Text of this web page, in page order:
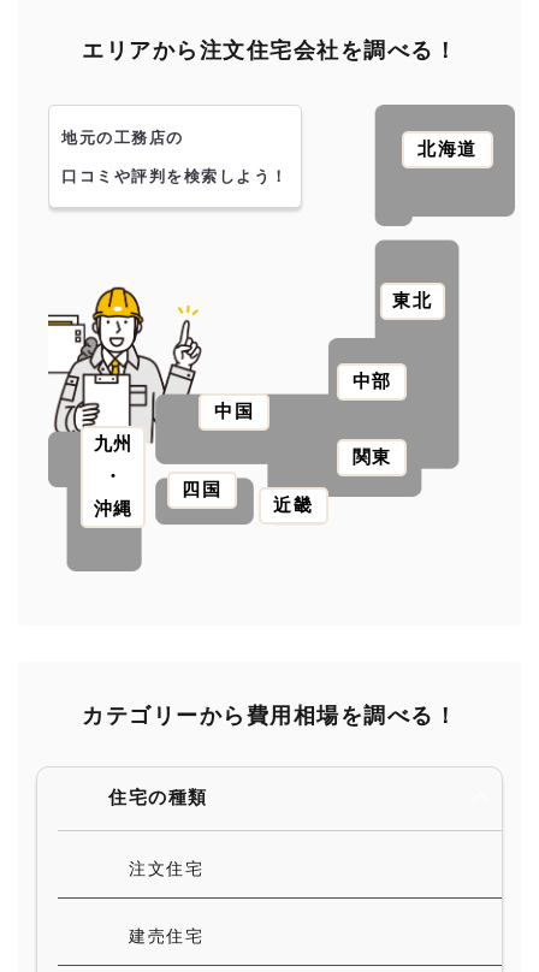
エリアから注文住宅会社を調べる！
北海道
東北
関東
中部
近畿
中国
四国
九州
・
沖縄
地元の工務店の
口コミや評判を検索しよう！
カテゴリーから費用相場を調べる！
住宅の種類
注文住宅
建売住宅